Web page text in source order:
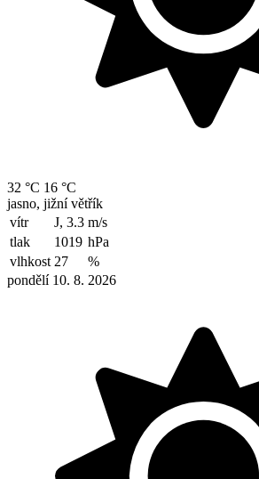
32 °C 16 °C
jasno, jižní větřík
vítr
J, 3.3 m/s
tlak
1019 hPa
vlhkost 27
%
pondělí 10. 8. 2026